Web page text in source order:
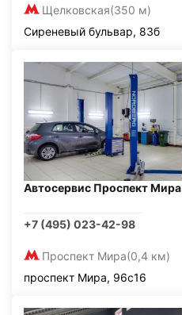
Щелковская(350 м)
Сиреневый бульвар, 83б
Автосервис Проспект Мира
+7 (495) 023-42-98
Проспект Мира(0,4 км)
проспект Мира, 96с16